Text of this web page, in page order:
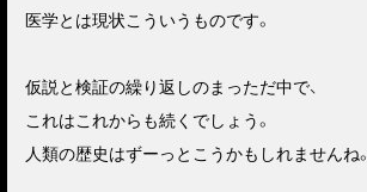
医学とは現状こういうものです。
仮説と検証の繰り返しのまっただ中で、
これはこれからも続くでしょう。
人類の歴史はずーっとこうかもしれませんね。